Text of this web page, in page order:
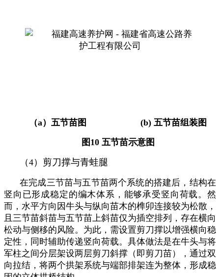
（a）五节苗图 (b) 五节苗组装图
图 10 五节苗示意图
（4）剪刀撑与青蛙腿
在完成三节苗与五节苗两个系统的搭建后，结构在
竖向已形成稳定的编木体系，能够承受竖向荷载。然
而，水平方向因牛头与纵向苗木的榫卯连接较为松散，
且三节苗斜苗与五节苗上斜苗仅为插空排列，存在横向
松动与侧移的风险。为此，需设置剪刀撑以增强横向稳
定性，同时辅助传递竖向荷载。具体做法是在牛头与将
军柱之间分层架设两层剪刀斜撑（即剪刀苗），通过双
向拉结，将两个拱架系统与端部排架连为整体，形成稳